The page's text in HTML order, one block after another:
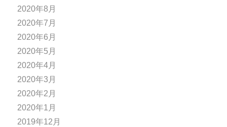
2020年8月
2020年7月
2020年6月
2020年5月
2020年4月
2020年3月
2020年2月
2020年1月
2019年12月